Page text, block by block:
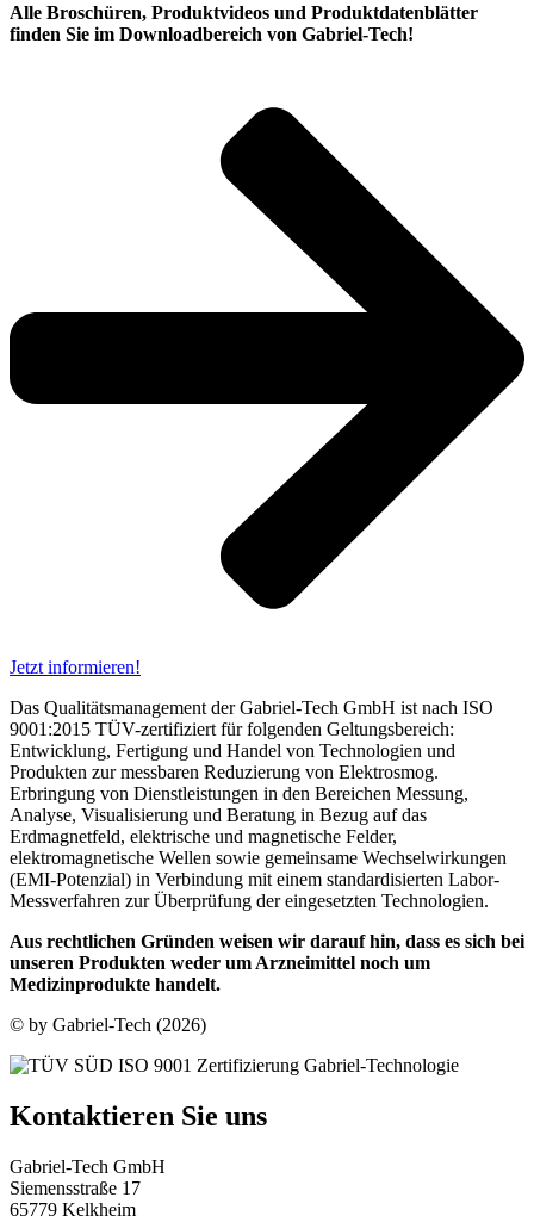
Alle Broschüren, Produktvideos und Produktdatenblätter
finden Sie im Download­bereich von Gabriel-Tech!
Jetzt informieren!
Das Qualitätsmanagement der Gabriel-Tech GmbH ist nach ISO
9001:2015 TÜV-zertifiziert für folgenden Geltungsbereich:
Entwicklung, Fertigung und Handel von Technologien und
Produkten zur messbaren Reduzierung von Elektrosmog.
Erbringung von Dienstleistungen in den Bereichen Messung,
Analyse, Visualisierung und Beratung in Bezug auf das
Erdmagnetfeld, elektrische und magnetische Felder,
elektromagnetische Wellen sowie gemeinsame Wechselwirkungen
(EMI-Potenzial) in Verbindung mit einem standardisierten Labor-
Messverfahren zur Überprüfung der eingesetzten Technologien.
Aus rechtlichen Gründen weisen wir darauf hin, dass es sich bei
unseren Produkten weder um Arzneimittel noch um
Medizinprodukte handelt.
© by Gabriel-Tech (2026)
Kontaktieren Sie uns
Gabriel-Tech GmbH
Siemensstraße 17
65779 Kelkheim